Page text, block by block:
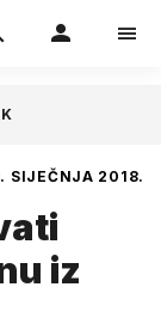
SIJEČNJA 2018.
iz